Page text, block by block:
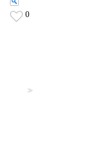
0
>>